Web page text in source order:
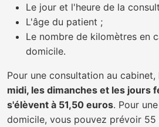
Le jour et l'heure de la
L'âge du patient ;
Le nombre de kilomètres en
domicile.
Pour une consultation au cabinet,
midi, les dimanches et les jours
s'élèvent à 51,50 euros. Pour
domicile, vous pouvez prévoir 55